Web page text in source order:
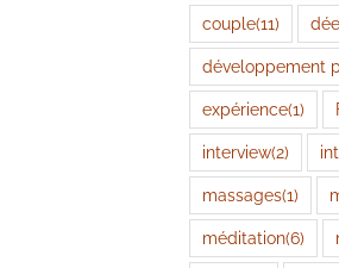
couple(11)
développement
expérience(1)
interview(2)
massages(1)
méditation(6)